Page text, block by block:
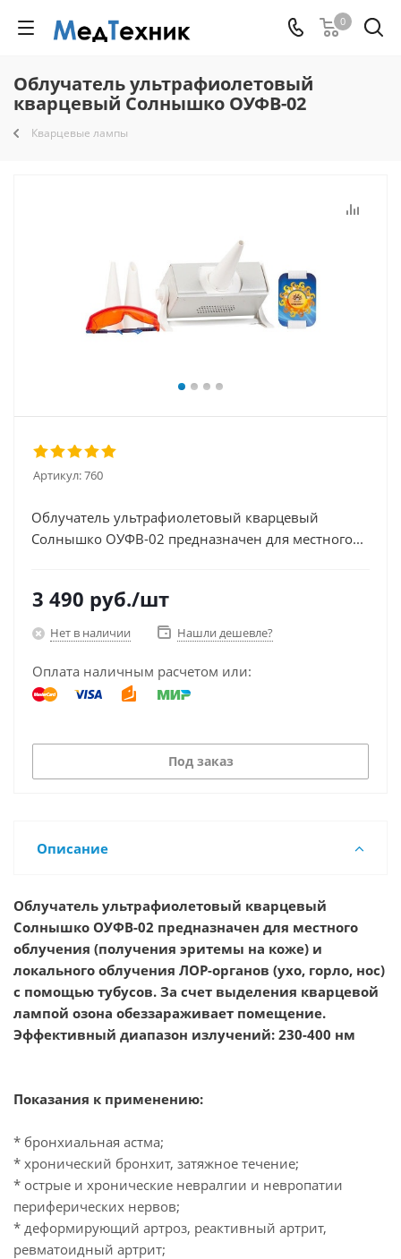
0
Облучатель ультрафиолетовый
кварцевый Солнышко ОУФВ-02
Кварцевые лампы
Артикул:760
Облучатель ультрафиолетовый кварцевый
Солнышко ОУФВ-02 предназначен для местного...
3 490 руб./шт
Нет в наличии Нашли дешевле?
Оплата наличным расчетом или:
Под заказ
Описание
Облучатель ультрафиолетовый кварцевый
Солнышко ОУФВ-02 предназначен для местного
облучения (получения эритемы на коже) и
локального облучения ЛОР-органов (ухо, горло, нос)
с помощью тубусов. За счет выделения кварцевой
лампой озона обеззараживает помещение.
Эффективный диапазон излучений: 230-400 нм
Показания к применению:
* бронхиальная астма;
* хронический бронхит, затяжное течение;
* острые и хронические невралгии и невропатии
периферических нервов;
* деформирующий артроз, реактивный артрит,
ревматоидный артрит;